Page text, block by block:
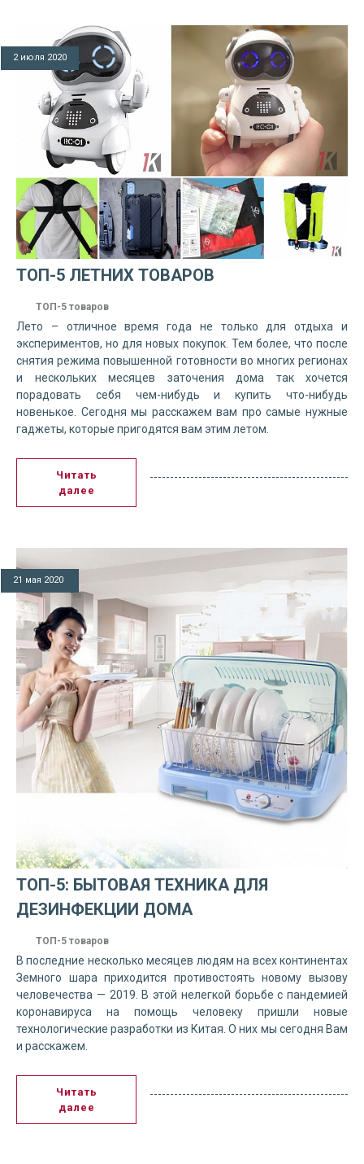
2 июля 2020
ТОП-5 ЛЕТНИХ ТОВАРОВ
ТОП-5 товаров
Лето – отличное время года не только для отдыха и
экспериментов, но для новых покупок. Тем более, что после
снятия режима повышенной готовности во многих регионах
и нескольких месяцев заточения дома так хочется
порадовать себя чем-нибудь и купить что-нибудь
новенькое. Сегодня мы расскажем вам про самые нужные
гаджеты, которые пригодятся вам этим летом.
Читать
далее
21 мая 2020
ТОП-5: БЫТОВАЯ ТЕХНИКА ДЛЯ
ДЕЗИНФЕКЦИИ ДОМА
ТОП-5 товаров
В последние несколько месяцев людям на всех континентах
Земного шара приходится противостоять новому вызову
человечества — 2019. В этой нелегкой борьбе с пандемией
коронавируса на помощь человеку пришли новые
технологические разработки из Китая. О них мы сегодня Вам
и расскажем.
Читать
далее